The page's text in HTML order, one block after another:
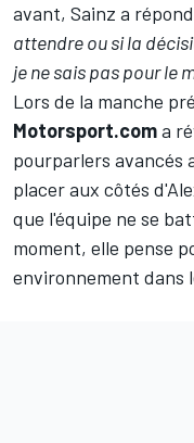
avant, Sainz a
attendre ou si la
je ne sais pas pour le
Lors de la manche
Motorsport.coma
pourparlers avancés
placer aux côtés d'
que l'équipe ne se
moment, elle pense
environnement dans